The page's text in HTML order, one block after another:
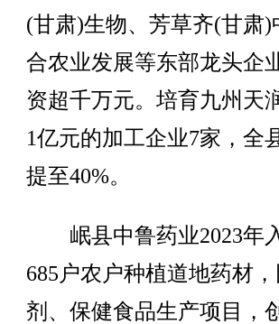
(甘肃)生物、芳草齐(甘肃
合农业发展等东部龙头企
资超千万元。培育九州天
1亿元的加工企业7家，全
提至40%。
岷县中鲁药业2023年
685户农户种植道地药材
剂、保健食品生产项目，